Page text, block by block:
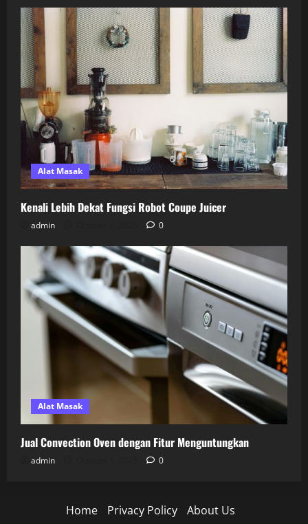
Alat Masak
Kenali Lebih Dekat Fungsi Robot Coupe Juicer
admin 0
Alat Masak
Jual Convection Oven dengan Fitur Menguntungkan
admin 0
Home Privacy Policy About Us